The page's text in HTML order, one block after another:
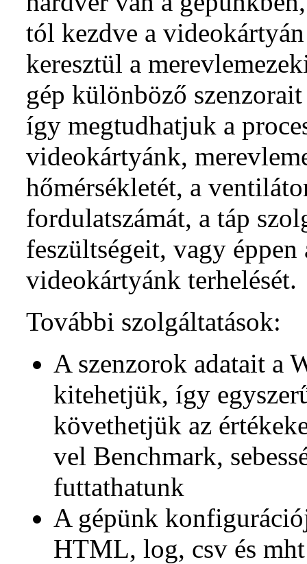
tól kezdve a
keresztül a
gép különböző
így megtudhatjuk a
videokártyánk,
hőmérsékletét, a
fordulatszámát, a táp
feszültségeit, vagy éppen
videokártyánk terhelését.
További szolgáltatások:
A szenzorok adatait a
kitehetjük, így
követhetjük az
vel Benchmark,
futtathatunk
A gépünk
HTML, log, csv és